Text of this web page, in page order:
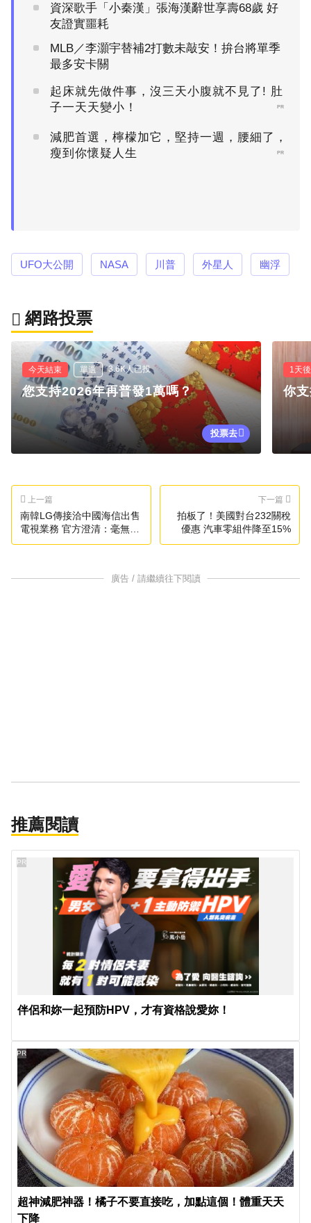
資深歌手「小秦漢」張海漢辭世享壽68歲 好
友證實噩耗
MLB／李灝宇替補2打數未敲安！拚台將單季
最多安卡關
起床就先做件事，沒三天小腹就不見了! 肚
子一天天變小！
PR
減肥首選，檸檬加它，堅持一週，腰細了，
瘦到你懷疑人生
PR
UFO大公開 NASA 川普 外星人 幽浮
網路投票
今天結束 單選 3.6K人已投
您支持2026年再普發1萬嗎？
投票去
1天
你
上一篇
南韓LG傳接洽中國海信出售
電視業務 官方澄清：毫無根
據
下一篇
拍板了！美國對台232關稅
優惠 汽車零組件降至15%
廣告 / 請繼續往下閱讀
推薦閱讀
伴侶和妳一起預防HPV，才有資格說愛妳！
PR
超神減肥神器！橘子不要直接吃，加點這個！體重天天
下降
PR